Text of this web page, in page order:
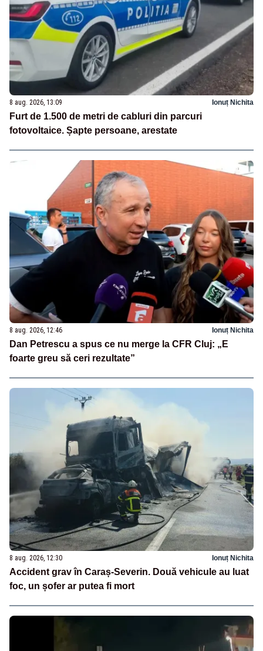
8 aug. 2026, 13:09 Ionuț Nichita
Furt de 1.500 de metri de cabluri din parcuri
fotovoltaice. Șapte persoane, arestate
8 aug. 2026, 12:46 Ionuț Nichita
Dan Petrescu a spus ce nu merge la CFR Cluj: „E
foarte greu să ceri rezultate”
8 aug. 2026, 12:30 Ionuț Nichita
Accident grav în Caraș-Severin. Două vehicule au luat
foc, un șofer ar putea fi mort